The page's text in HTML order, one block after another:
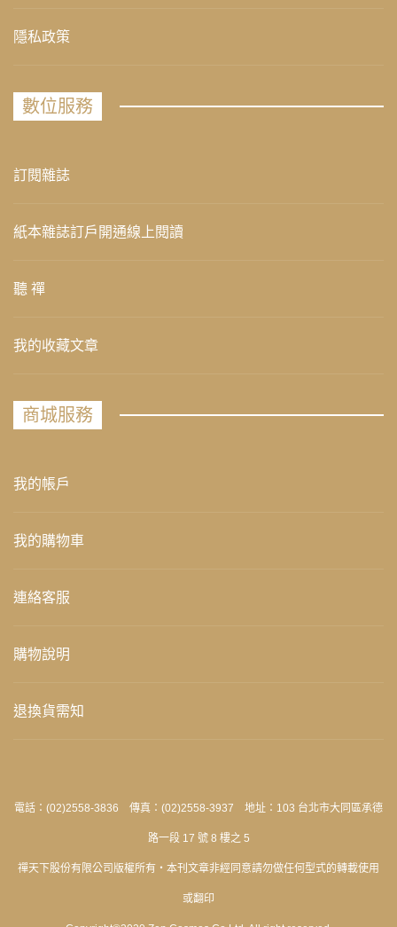
隱私政策
數位服務
訂閱雜誌
紙本雜誌訂戶開通線上閱讀
聽 禪
我的收藏文章
商城服務
我的帳戶
我的購物車
連絡客服
購物說明
退換貨需知
電話：(02)2558-3836 傳真：(02)2558-3937 地址：103 台北市大同區承德
路一段 17 號 8 樓之 5
禪天下股份有限公司版權所有‧本刊文章非經同意請勿做任何型式的轉載使用
或翻印